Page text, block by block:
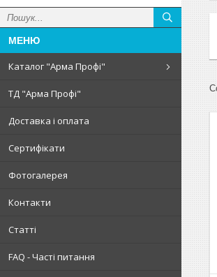
Каталог "Арма Профі"
ТД "Арма Профі"
Доставка і оплата
Сертифікати
Фотогалерея
Контакти
Статті
FAQ - Часті питання